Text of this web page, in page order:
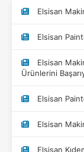
Elsisan
Elsisan
Elsisan
Ürünlerini
Elsisan
Elsisan
Elsisan